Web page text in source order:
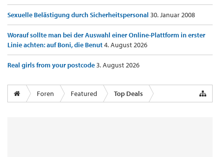
Sexuelle Belästigung durch Sicherheitspersonal 30. Januar 2008
Worauf sollte man bei der Auswahl einer Online-Plattform in erster
Linie achten: auf Boni, die Benut4. August 2026
Real girls from your postcode3. August 2026
Foren Featured Top Deals